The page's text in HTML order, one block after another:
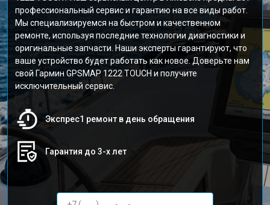
профессиональный сервис и гарантию на все виды работ.
Мы специализируемся на быстром и качественном
ремонте, используя последние технологии диагностики и
оригинальные запчасти. Наши эксперты гарантируют, что
ваше устройство будет работать как новое. Доверьте нам
свой Гармин GPSMAP 1222 TOUCH и получите
исключительный сервис.
Экспрес1 ремонт в день обращения
Гарантия до 3-х лет